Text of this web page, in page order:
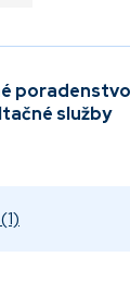
poradenstvo
služby